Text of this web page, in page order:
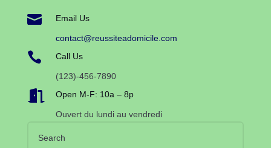
 Email Us
contact@reussiteadomicile.com
 Call Us
(123)-456-7890
 Open M-F: 10a – 8p
Ouvert du lundi au vendredi